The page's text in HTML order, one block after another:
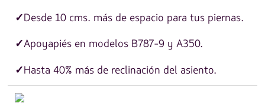
✓Desde 10 cms. más de espacio para tus piernas.
✓Apoyapiés en modelos B787-9 y A350.
✓Hasta 40% más de reclinación del asiento.